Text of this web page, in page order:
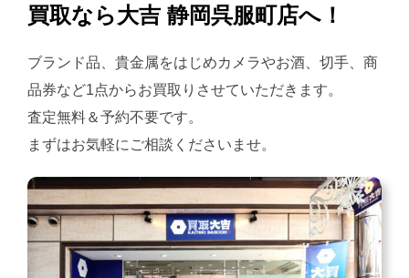
買取なら大吉 静岡呉服町店へ！
ブランド品、貴金属をはじめカメラやお酒、切手、商
品券など1点からお買取りさせていただきます。
査定無料＆予約不要です。
まずはお気軽にご相談くださいませ。